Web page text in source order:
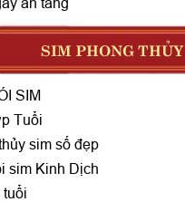
SIM PHONG THỦY
SIM
Tuổi
sim số đẹp
sim Kinh Dịch